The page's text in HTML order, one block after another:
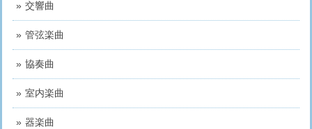
交響曲
管弦楽曲
協奏曲
室内楽曲
器楽曲